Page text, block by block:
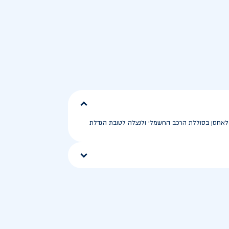
לאחסן בסוללת הרכב החשמלי ולנצלה לטובת הגדלת